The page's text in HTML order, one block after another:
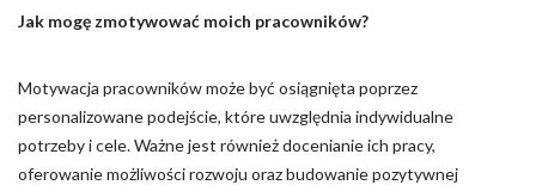
Jak mogę zmotywować moich pracowników?
Motywacja pracowników może być osiągnięta poprzez
personalizowane podejście, które uwzględnia indywidualne
potrzeby i cele. Ważne jest również docenianie ich pracy,
oferowanie możliwości rozwoju oraz budowanie pozytywnej